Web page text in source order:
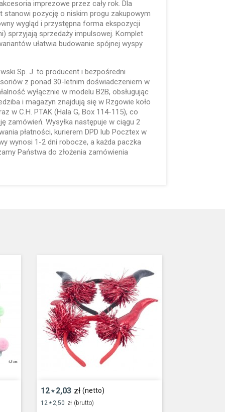
imprezowe przez cały rok. Dla
stanowi pozycję o niskim progu zakupowym
wygląd i przystępna forma ekspozycji
sprzyjają sprzedaży impulsowej. Komplet
ułatwia budowanie spójnej wyspy
Sp. J. to producent i bezpośredni
z ponad 30-letnim doświadczeniem w
wyłącznie w modelu B2B, obsługując
i magazyn znajdują się w Rzgowie koło
w C.H. PTAK (Hala G, Box 114-115), co
zamówień. Wysyłka następuje w ciągu 2
płatności, kurierem DPD lub Pocztex w
wynosi 1-2 dni robocze, a każda paczka
Państwa do złożenia zamówienia
12*2,03 zł (netto)
12 * 2,50 zł (brutto)